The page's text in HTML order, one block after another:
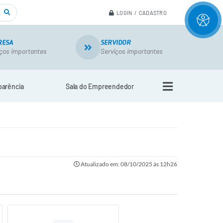
LOGIN / CADASTRO
importantes
SERVIDOR
Serviços importantes
Sala do Empreendedor
Atualizado em: 08/10/2025 às 12h26